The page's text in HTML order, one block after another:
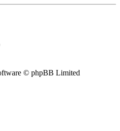
© phpBB Limited